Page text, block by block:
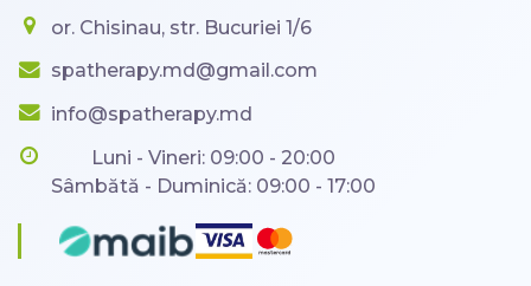
or. Chisinau, str. Bucuriei 1/6
spatherapy.md@gmail.com
info@spatherapy.md
Luni - Vineri: 09:00 - 20:00
Sâmbătă - Duminică: 09:00 - 17:00